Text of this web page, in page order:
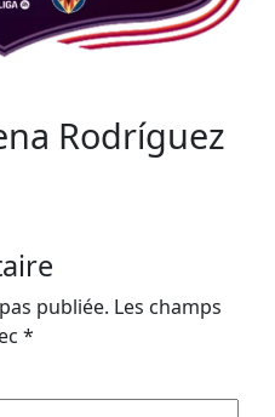
Rodríguez
publiée. Les champs
*